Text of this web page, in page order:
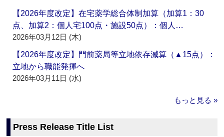
【2026年度改定】在宅薬学総合体制加算（加算1：30
点、加算2：個人宅100点・施設50点）：個人…
2026年03月12日 (木)
【2026年度改定】門前薬局等立地依存減算（▲15点）：
立地から職能発揮へ
2026年03月11日 (水)
もっと見る »
Press Release Title List